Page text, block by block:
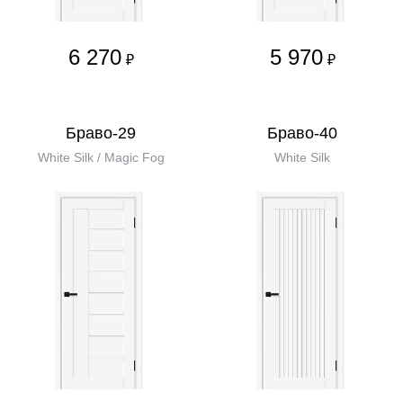
6 270 ₽ 5 970 ₽
Браво-29
White Silk / Magic Fog
Браво-40
White Silk